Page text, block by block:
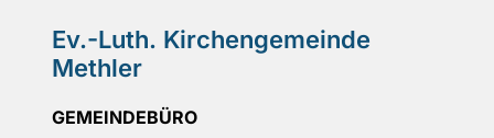
Ev.-Luth. Kirchengemeinde
Methler
GEMEINDEBÜRO